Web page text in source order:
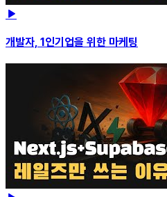
개발자, 1인기업을 위한 마케팅